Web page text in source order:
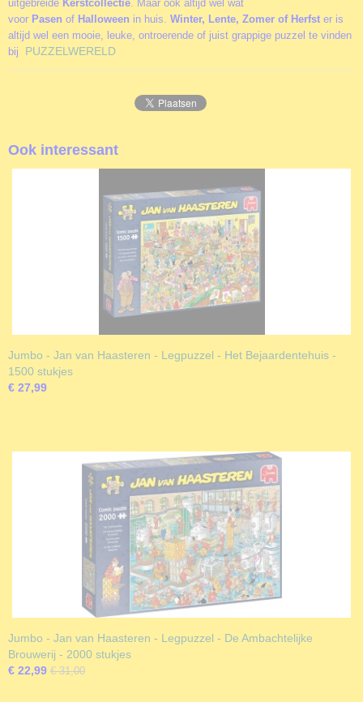
uitgebreide Kerstcollectie. Maar ook altijd wel wat
voor Pasen of Halloween in huis. Winter, Lente, Zomer of Herfst er is
altijd wel een mooie, leuke, ontroerende of juist grappige puzzel te vinden
bij PUZZELWERELD
Ook interessant
Jumbo - Jan van Haasteren - Legpuzzel - Het Bejaardentehuis -
1500 stukjes
€ 27,99
Jumbo - Jan van Haasteren - Legpuzzel - De Ambachtelijke
Brouwerij - 2000 stukjes
€ 22,99 € 31,00